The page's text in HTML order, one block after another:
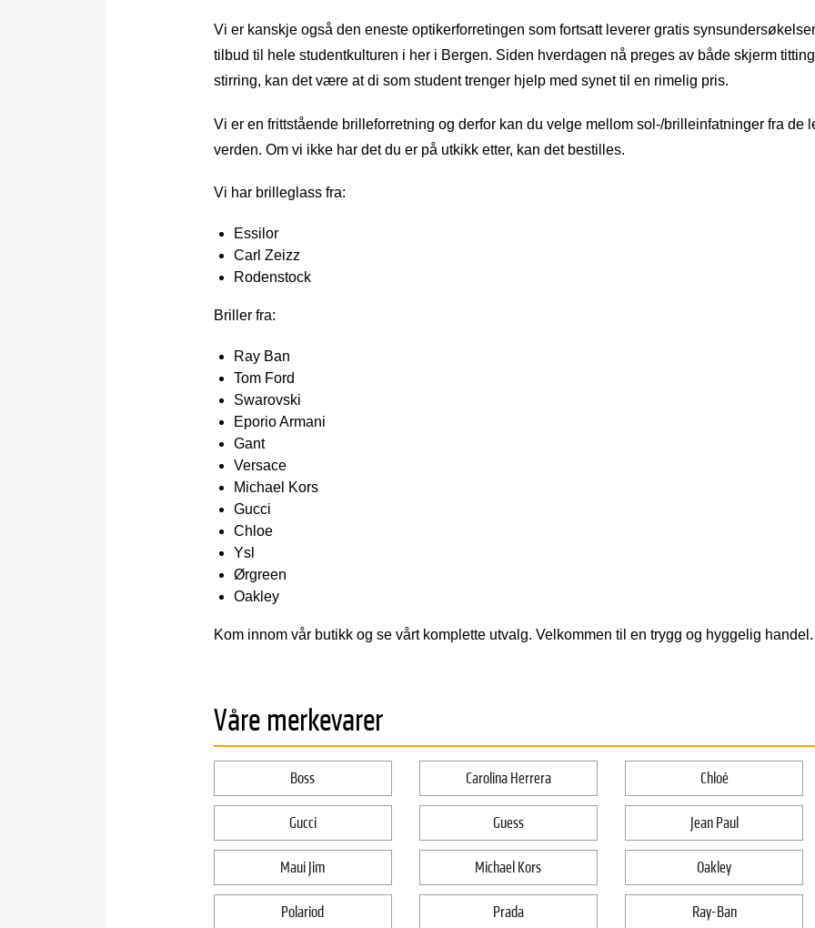
Vi er kanskje også den eneste optikerforretingen som fortsatt leverer gratis
tilbud til hele studentkulturen i her i Bergen. Siden hverdagen nå preges av både skjerm
stirring, kan det være at di som student trenger hjelp med synet til en rimelig pris.
Vi er en frittstående brilleforretning og derfor kan du velge mellom sol-/brilleinfatninger fra de
verden. Om vi ikke har det du er på utkikk etter, kan det bestilles.
Vi har brilleglass fra:
Essilor
Carl Zeizz
Rodenstock
Briller fra:
Ray Ban
Tom Ford
Swarovski
Eporio Armani
Gant
Versace
Michael Kors
Gucci
Chloe
Ysl
Ørgreen
Oakley
Kom innom vår butikk og se vårt komplette utvalg. Velkommen til en trygg og hyggelig handel.
Våre merkevarer
Boss Carolina Herrera Chloé
Gucci Guess Jean Paul
Maui Jim Michael Kors Oakley
Polariod Prada Ray-Ban